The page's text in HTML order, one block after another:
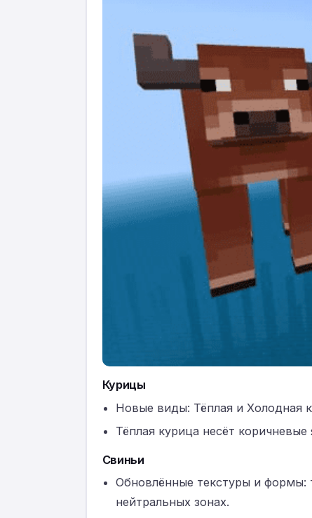
Курицы
Новые виды: Тёплая и Холодная
Тёплая курица несёт
Свиньи
Обновлённые текстуры и
нейтральных зонах.